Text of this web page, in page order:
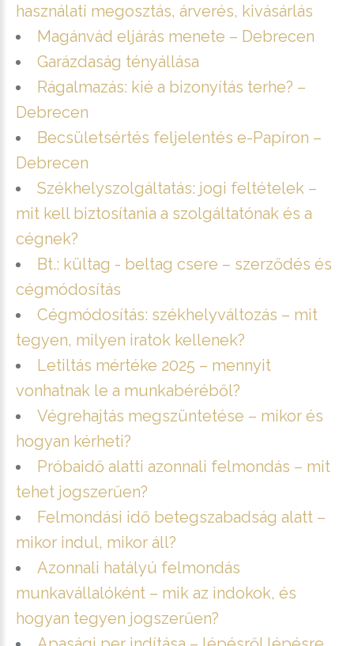
használati megosztás, árverés, kivásárlás
Magánvád eljárás menete – Debrecen
Garázdaság tényállása
Rágalmazás: kié a bizonyítás terhe? –
Debrecen
Becsületsértés feljelentés e-Papíron –
Debrecen
Székhelyszolgáltatás: jogi feltételek –
mit kell biztosítania a szolgáltatónak és a
cégnek?
Bt.: kültag - beltag csere – szerződés és
cégmódosítás
Cégmódosítás: székhelyváltozás – mit
tegyen, milyen iratok kellenek?
Letiltás mértéke 2025 – mennyit
vonhatnak le a munkabéréből?
Végrehajtás megszüntetése – mikor és
hogyan kérheti?
Próbaidő alatti azonnali felmondás – mit
tehet jogszerűen?
Felmondási idő betegszabadság alatt –
mikor indul, mikor áll?
Azonnali hatályú felmondás
munkavállalóként – mik az indokok, és
hogyan tegyen jogszerűen?